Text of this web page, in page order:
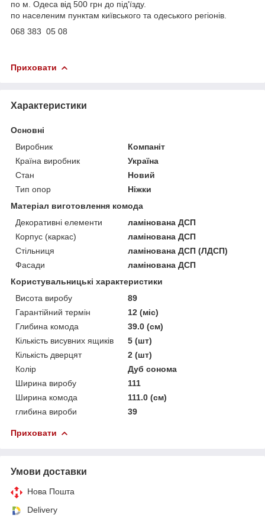
по м. Одеса від 500 грн до під'їзду.
по населеним пунктам київського та одеського регіонів.
068 383 05 08
Приховати
Характеристики
Основні
Виробник
Компаніт
Країна виробник
Україна
Стан
Новий
Тип опор
Ніжки
Матеріал виготовлення комода
Декоративні елементи
ламінована ДСП
Корпус (каркас)
ламінована ДСП
Стільниця
ламінована ДСП (ЛДСП)
Фасади
ламінована ДСП
Користувальницькі характеристики
Висота виробу
89
Гарантійний термін
12 (міс)
Глибина комода
39.0 (см)
Кількість висувних ящиків
5 (шт)
Кількість дверцят
2 (шт)
Колір
Дуб сонома
Ширина виробу
111
Ширина комода
111.0 (см)
глибина вироби
39
Приховати
Умови доставки
Нова Пошта
Delivery